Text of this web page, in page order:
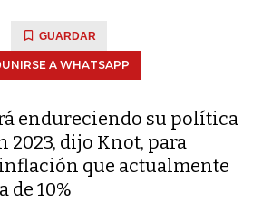
GUARDAR
UNIRSE A WHATSAPP
endureciendo su política
2023, dijo Knot, para
que actualmente
de 10%